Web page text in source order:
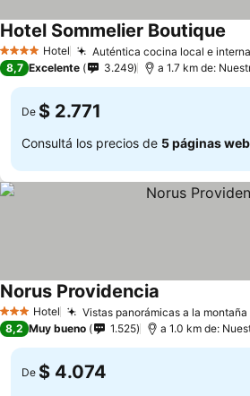
4 EstrellasHotel Auténtica cocina local e
Hotel Sommelier Boutique
8,7 Excelente 3.249
De $ 2.771
Consultá los precios de 5 páginas web
3 Estrellas
Hotel Vistas panorámicas a la
Norus Providencia
8,2 Muy bueno 1.525
De $ 4.074